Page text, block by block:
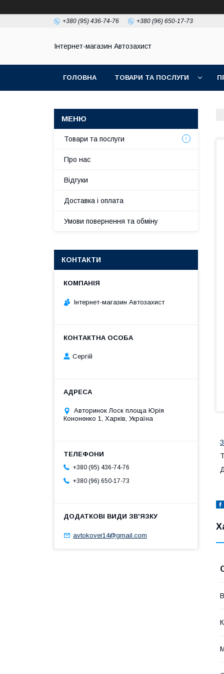
+380 (95) 436-74-76 +380 (96) 650-17-73
Інтернет-магазин Автозахист
ГОЛОВНА ТОВАРИ ТА ПОСЛУГИ
Товари та послуги
Про нас
Відгуки
Доставка і оплата
Умови повернення та обміну
КОНТАКТИ
Інтернет-магазин Автозахист
Сергій
Авторинок Лоск площа Юрія
Кононенко 1, Харків, Україна
+380 (95) 436-74-76
+380 (96) 650-17-73
avtokover14@gmail.com